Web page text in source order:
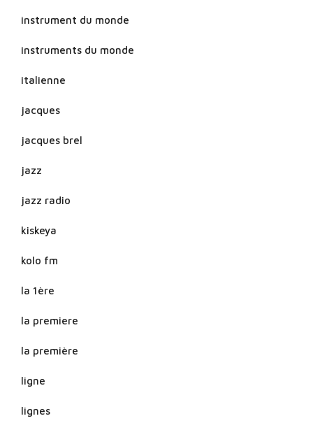
instrument du monde
instruments du monde
italienne
jacques
jacques brel
jazz
jazz radio
kiskeya
kolo fm
la 1ère
la premiere
la première
ligne
lignes